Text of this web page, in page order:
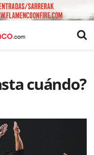
cuándo?